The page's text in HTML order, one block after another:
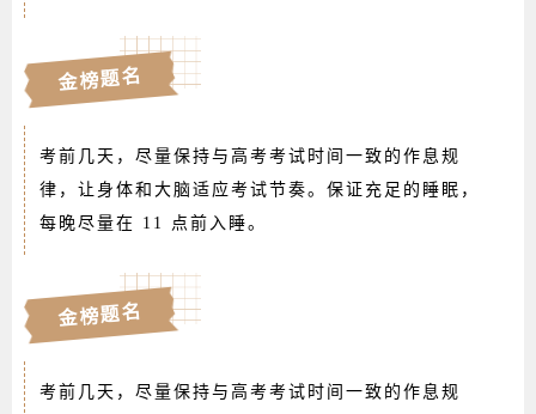
金榜题名
考前几天，尽量保持与高考考试时间一致的作息规
律，让身体和大脑适应考试节奏。保证充足的睡眠，
每晚尽量在 11 点前入睡。
金榜题名
考前几天，尽量保持与高考考试时间一致的作息规